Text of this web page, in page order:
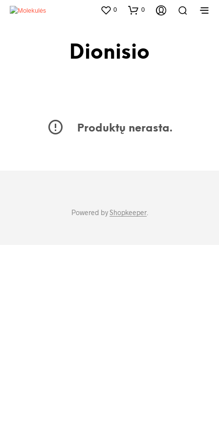
0 0
Dionisio
Produktų nerasta.
Powered byShopkeeper.